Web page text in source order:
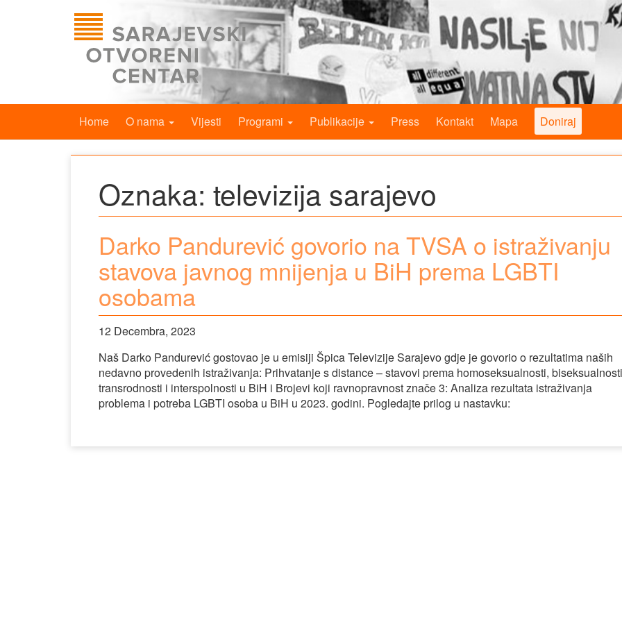
Home O nama Vijesti Programi Publikacije Press Kontakt Mapa Doniraj
Oznaka: televizija sarajevo
Darko Pandurević govorio na TVSA o istraživanju
stavova javnog mnijenja u BiH prema LGBTI
osobama
12 Decembra, 2023
Naš Darko Pandurević gostovao je u emisiji Špica Televizije Sarajevo gdje je govorio o rezultatima naših
nedavno provedenih istraživanja: Prihvatanje s distance – stavovi prema homoseksualnosti,
transrodnosti i interspolnosti u BiH i Brojevi koji ravnopravnost znače 3: Analiza rezultata istraživanja
problema i potreba LGBTI osoba u BiH u 2023. godini. Pogledajte prilog u nastavku: